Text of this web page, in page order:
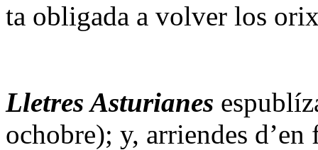
ta obligada a volver los
Lletres Asturianes
ochobre); y, arriendes